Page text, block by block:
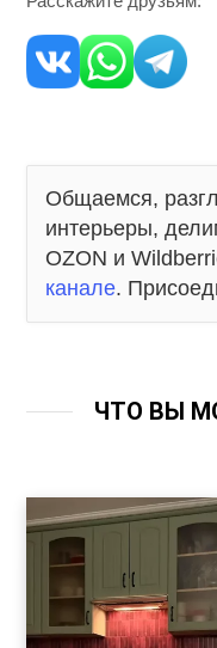
Общаемся,
интерьеры,
OZON и
канале.
ЧТО ВЫ